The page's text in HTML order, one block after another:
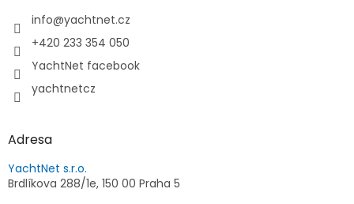
info@yachtnet.cz
+420 233 354 050
YachtNet facebook
yachtnetcz
Adresa
YachtNet s.r.o.
Brdlíkova 288/1e, 150 00 Praha 5